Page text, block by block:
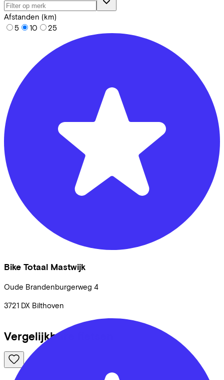
Afstanden (km)
5
10 25
Bike Totaal Mastwijk
Oude Brandenburgerweg 4
3721 DX Bilthoven
Vergelijkbare fietsen